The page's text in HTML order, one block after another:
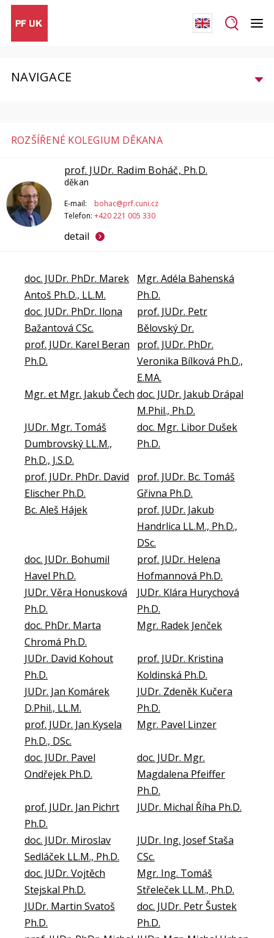
NAVIGACE
ROZŠÍŘENÉ KOLEGIUM DĚKANA
prof. JUDr. Radim Boháč, Ph.D.
děkan
E-mail:
bohac@prf.cuni.cz
Telefon: +420 221 005 330
detail
doc. JUDr. PhDr. Marek
Antoš Ph.D., LL.M.
Mgr. Adéla Bahenská
Ph.D.
doc. JUDr. PhDr. Ilona
Bažantová CSc.
prof. JUDr. Petr
Bělovský Dr.
prof. JUDr. Karel Beran
Ph.D.
prof. JUDr. PhDr.
Veronika Bílková Ph.D.,
E.MA.
Mgr. et Mgr. Jakub Čech doc. JUDr. Jakub Drápal
M.Phil., Ph.D.
JUDr. Mgr. Tomáš
Dumbrovský LL.M.,
Ph.D., J.S.D.
doc. Mgr. Libor Dušek
Ph.D.
prof. JUDr. PhDr. David
Elischer Ph.D.
prof. JUDr. Bc. Tomáš
Gřivna Ph.D.
Bc. Aleš Hájek
prof. JUDr. Jakub
Handrlica LL.M., Ph.D.,
DSc.
doc. JUDr. Bohumil
Havel Ph.D.
prof. JUDr. Helena
Hofmannová Ph.D.
JUDr. Věra Honusková
Ph.D.
JUDr. Klára Hurychová
Ph.D.
doc. PhDr. Marta
Chromá Ph.D.
Mgr. Radek Jenček
JUDr. David Kohout
Ph.D.
prof. JUDr. Kristina
Koldinská Ph.D.
JUDr. Jan Komárek
D.Phil., LL.M.
JUDr. Zdeněk Kučera
Ph.D.
prof. JUDr. Jan Kysela
Ph.D., DSc.
Mgr. Pavel Linzer
doc. JUDr. Pavel
Ondřejek Ph.D.
doc. JUDr. Mgr.
Magdalena Pfeiffer
Ph.D.
prof. JUDr. Jan Pichrt
Ph.D.
JUDr. Michal Říha Ph.D.
doc. JUDr. Miroslav
Sedláček LL.M., Ph.D.
JUDr. Ing. Josef Staša
CSc.
doc. JUDr. Vojtěch
Stejskal Ph.D.
Mgr. Ing. Tomáš
Střeleček LL.M., Ph.D.
JUDr. Martin Svatoš
Ph.D.
doc. JUDr. Petr Šustek
Ph.D.